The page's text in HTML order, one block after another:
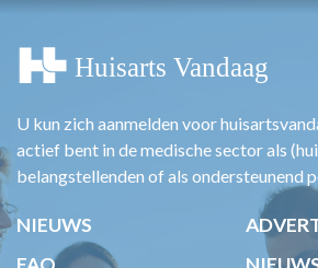
U kun zich aanmelden voor
actief bent in de medische sector als
belangstellenden of als ondersteunend
NIEUWS